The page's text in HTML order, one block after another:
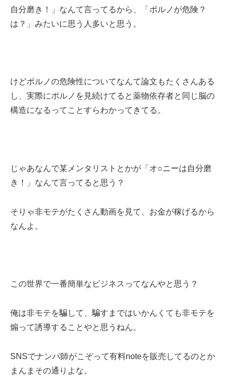
自分磨き！」なんて言ってるから、「ポルノが危険？
は？」みたいに思う人多いと思う。
けどポルノの危険性についてなんて論文もたくさんある
し、実際にポルノを見続けてると薬物依存者と同じ脳の
構造になるってことすらわかってきてる。
じゃあなんで某メンタリストとかが「オ○ニーは自分磨
き！」なんて言ってると思う？
そりゃ非モテがたくさん動画を見て、お金が稼げるから
なんよ。
この世界で一番簡単なビジネスってなんやと思う？
俺は非モテを騙して、騙すまではいかんくても非モテを
煽って誘導することやと思うねん。
SNSでナンパ師がこぞって有料noteを販売してるのとか
まんまその通りよな。